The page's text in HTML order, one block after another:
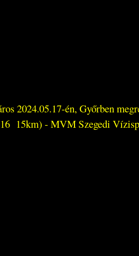
2024.05.17-én, Győrben
15km) - MVM Szegedi